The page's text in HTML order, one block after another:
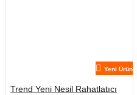
Yeni Ürün
Trend Yeni Nesil Rahatlatıcı